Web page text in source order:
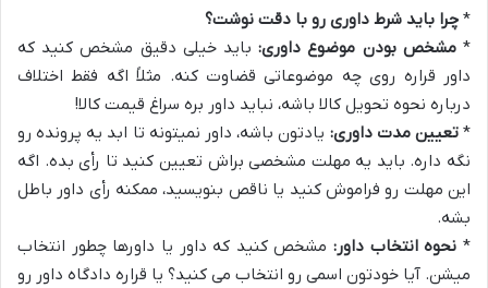
* چرا باید شرط داوری رو با دقت نوشت؟
*مشخص بودن موضوع داوری:باید خیلی دقیق مشخص کنید که
داور قراره روی چه موضوعاتی قضاوت کنه. مثلاً اگه فقط اختلاف
درباره نحوه تحویل کالا باشه، نباید داور بره سراغ قیمت کالا!
*تعیین مدت داوری: یادتون باشه، داور نمیتونه تا ابد یه پرونده رو
نگه داره. باید یه مهلت مشخصی براش تعیین کنید تا رأی بده. اگه
این مهلت رو فراموش کنید یا ناقص بنویسید، ممکنه رأی داور باطل
بشه.
* نحوه انتخاب داور:مشخص کنید که داور یا داورها چطور انتخاب
میشن. آیا خودتون اسمی رو انتخاب می کنید؟ یا قراره دادگاه داور رو